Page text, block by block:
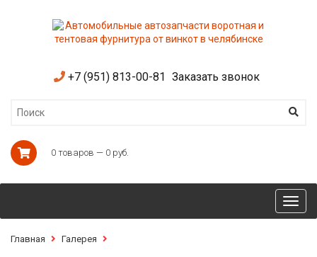
+7 (951) 813-00-81 Заказать звонок
0 товаров — 0 руб.
Главная Галерея